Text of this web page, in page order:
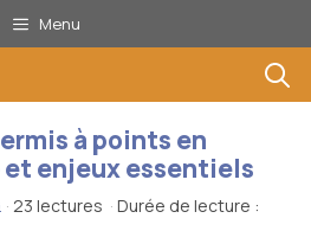
Menu
à points en
et enjeux essentiels
· 23 lectures · Durée de lecture :